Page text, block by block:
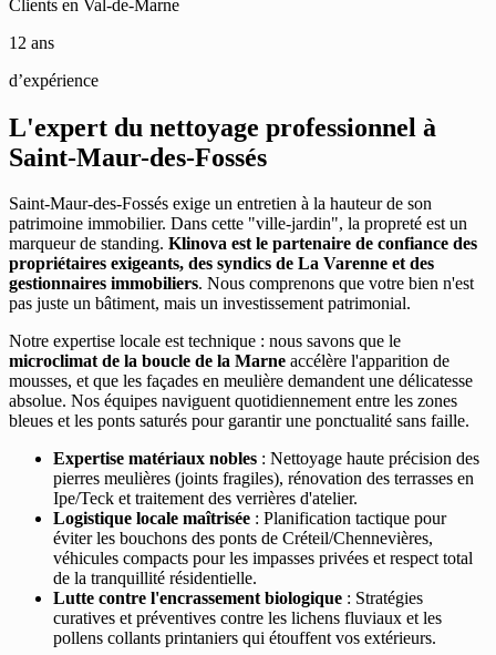
Clients en Val-de-Marne
12 ans
d’expérience
L'expert du nettoyage professionnel à
Saint-Maur-des-Fossés
Saint-Maur-des-Fossés exige un entretien à la hauteur de son
patrimoine immobilier. Dans cette "ville-jardin", la propreté est un
marqueur de standing. Klinova est le partenaire de confiance des
propriétaires exigeants, des syndics de La Varenne et des
gestionnaires immobiliers. Nous comprenons que votre bien n'est
pas juste un bâtiment, mais un investissement patrimonial.
Notre expertise locale est technique : nous savons que le
microclimat de la boucle de la Marne accélère l'apparition de
mousses, et que les façades en meulière demandent une délicatesse
absolue. Nos équipes naviguent quotidiennement entre les zones
bleues et les ponts saturés pour garantir une ponctualité sans faille.
Expertise matériaux nobles : Nettoyage haute précision des
pierres meulières (joints fragiles), rénovation des terrasses en
Ipe/Teck et traitement des verrières d'atelier.
Logistique locale maîtrisée : Planification tactique pour
éviter les bouchons des ponts de Créteil/Chennevières,
véhicules compacts pour les impasses privées et respect total
de la tranquillité résidentielle.
Lutte contre l'encrassement biologique : Stratégies
curatives et préventives contre les lichens fluviaux et les
pollens collants printaniers qui étouffent vos extérieurs.